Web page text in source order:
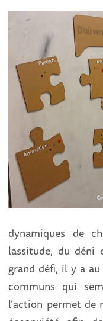
dynamiques de
lassitude, du
grand défi, il y a
communs qui
l’action permet